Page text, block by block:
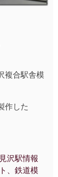
複合駅舎模
作した
沢駅情報
、鉄道模